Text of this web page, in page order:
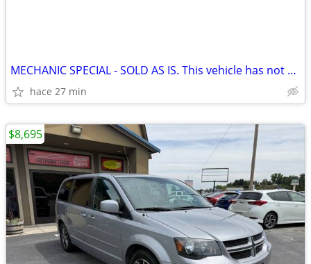
MECHANIC SPECIAL - SOLD AS IS. This vehicle has not been through our
hace 27 min
$8,695